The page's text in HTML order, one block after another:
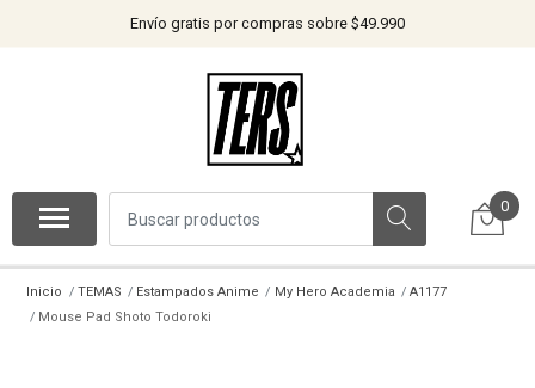
Envío gratis por compras sobre $49.990
0
Inicio TEMAS Estampados Anime My Hero Academia
A1177
Mouse Pad Shoto Todoroki